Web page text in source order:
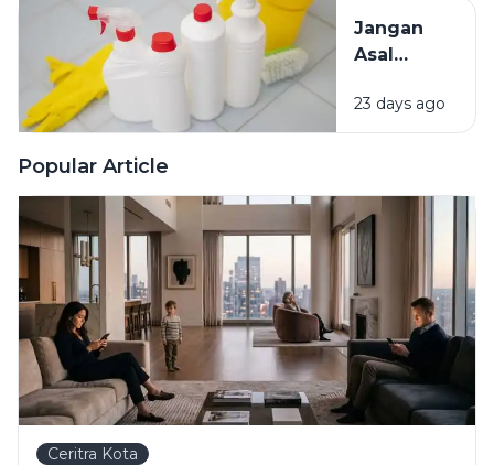
Mengatasinya
Jangan
Asal
Bahan
Pembersih
23 days ago
Popular Article
Ceritra Kota